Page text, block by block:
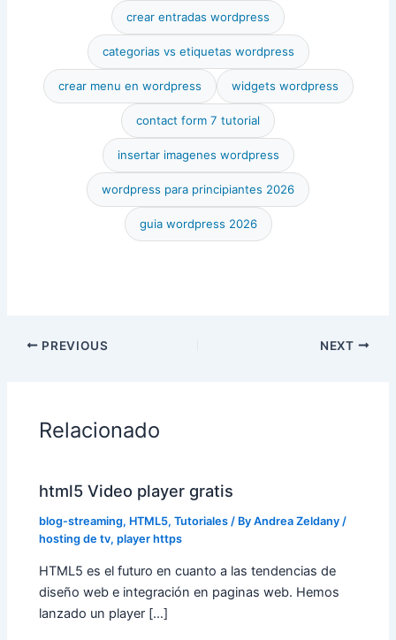
crear entradas wordpress
categorias vs etiquetas wordpress
crear menu en wordpress widgets wordpress
contact form 7 tutorial
insertar imagenes wordpress
wordpress para principiantes 2026
guia wordpress 2026
PREVIOUS NEXT
Relacionado
html5 Video player gratis
blog-streaming, HTML5,Tutoriales / ByAndrea Zeldany /
hosting de tv,player https
HTML5 es el futuro en cuanto a las tendencias de
diseño web e integración en paginas web. Hemos
lanzado un player […]